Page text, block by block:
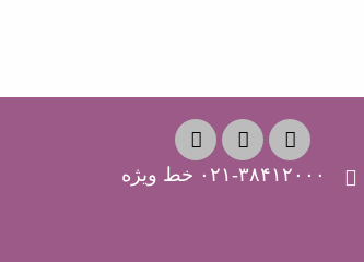
۰۲۱-۳۸۴۱۲۰۰۰ خط ویژه